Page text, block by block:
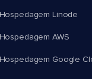
Hospedagem Linode
Hospedagem AWS
Hospedagem Google